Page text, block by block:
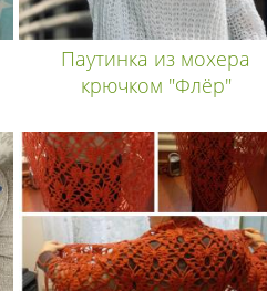
Паутинка из мохера
крючком "Флёр"